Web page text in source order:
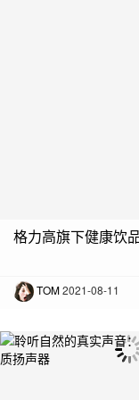
TOM2021-08-11